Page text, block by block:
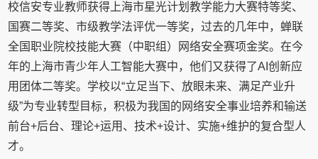
校信安专业教师获得上海市星光计划教学能力大赛特等奖、
国赛二等奖、市级教学法评优一等奖，过去的几年中，蝉联
全国职业院校技能大赛（中职组）网络安全赛项金奖。在今
年的上海市青少年人工智能大赛中，他们又获得了AI创新应
用团体二等奖。学校以“立足当下、放眼未来、满足产业升
级”为专业转型目标，积极为我国的网络安全事业培养和输送
前台+后台、理论+运用、技术+设计、实施+维护的复合型人
才。